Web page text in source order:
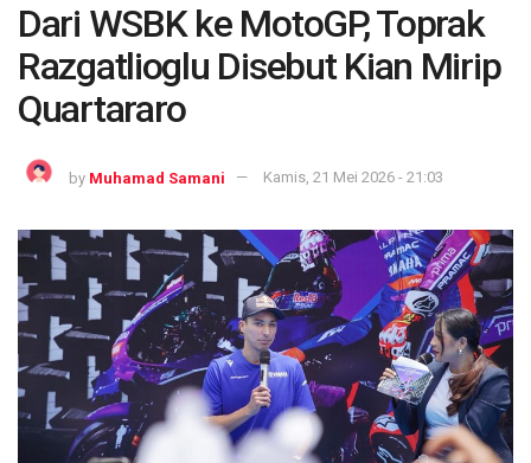
Dari WSBK ke MotoGP, Toprak
Razgatlioglu Disebut Kian Mirip
Quartararo
by Muhamad Samani Kamis, 21 Mei 2026 - 21:03